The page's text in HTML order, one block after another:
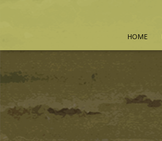
HOME